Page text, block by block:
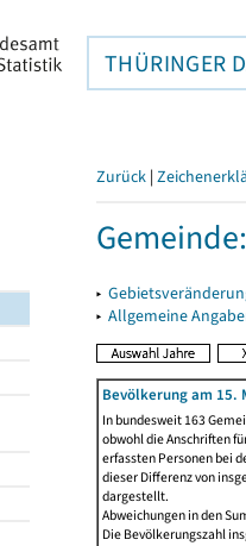
THÜRINGER
Zurück |
▸
▸ Allgemeine
Bevölkerung am 15.
In bundesweit 163
obwohl die Anschriften
erfassten Personen bei
dieser Differenz von
dargestellt.
Abweichungen in den
Die Bevölkerungszahl